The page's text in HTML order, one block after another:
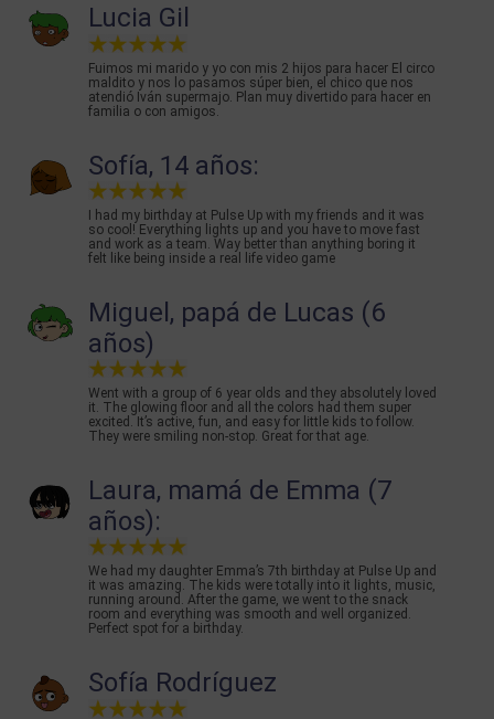
Lucia Gil
Fuimos mi marido y yo con mis 2 hijos para hacer El circo
maldito y nos lo pasamos súper bien, el chico que nos
atendió Iván supermajo. Plan muy divertido para hacer en
familia o con amigos.
Sofía, 14 años:
I had my birthday at Pulse Up with my friends and it was
so cool! Everything lights up and you have to move fast
and work as a team. Way better than anything boring it
felt like being inside a real life video game
Miguel, papá de Lucas (6
años)
Went with a group of 6 year olds and they absolutely loved
it. The glowing floor and all the colors had them super
excited. It’s active, fun, and easy for little kids to follow.
They were smiling non-stop. Great for that age.
Laura, mamá de Emma (7
años):
We had my daughter Emma’s 7th birthday at Pulse Up and
it was amazing. The kids were totally into it lights, music,
running around. After the game, we went to the snack
room and everything was smooth and well organized.
Perfect spot for a birthday.
Sofía Rodríguez